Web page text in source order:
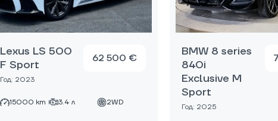
Lexus LS 500
F Sport
Год: 2023
62 500 €
15000 km 3.4 л 2WD
BMW 8 series
840i
Exclusive M
Sport
Год: 2025